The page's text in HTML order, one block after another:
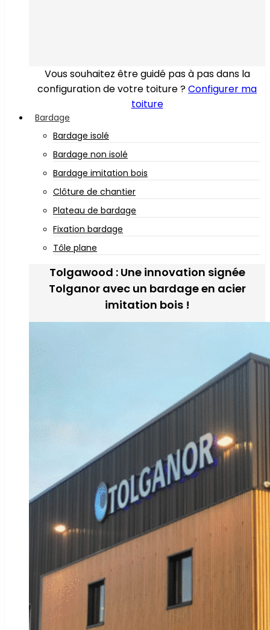
Vous souhaitez être guidé pas à pas dans la
configuration de votre toiture ?Configurer ma
toiture
Bardage
Bardage isolé
Bardage non isolé
Bardage imitation bois
Clôture de chantier
Plateau de bardage
Fixation bardage
Tôle plane
Tolgawood : Une innovation signée
Tolganor avec un bardage en acier
imitation bois !